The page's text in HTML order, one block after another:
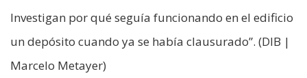
Investigan por qué seguía funcionando en el edificio
un depósito cuando ya se había clausurado”. (DIB |
Marcelo Metayer)